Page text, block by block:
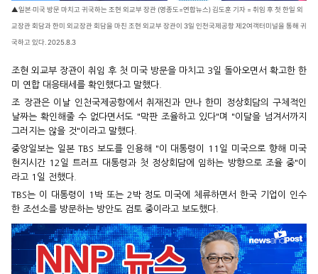
▲일본·미국 방문 마치고 귀국하는 조현 외교부 장관 (영종도=연합뉴스) 김도훈 기자 = 취임 후 첫 한일 외
교장관 회담과 한미 외교장관 회담을 마친 조현 외교부 장관이 3일 인천국제공항 제2여객터미널을 통해 귀
국하고 있다. 2025.8.3
조현 외교부 장관이 취임 후 첫 미국 방문을 마치고 3일 돌아오면서 확고한 한
미 연합 대응태세를 확인했다고 말했다.
조 장관은 이날 인천국제공항에서 취재진과 만나 한미 정상회담의 구체적인
날짜는 확인해줄 수 없다면서도 "막판 조율하고 있다"며 "이달을 넘겨서까지
그러지는 않을 것"이라고 말했다.
중앙일보는 일본 TBS 보도를 인용해 "이 대통령이 11일 미국으로 향해 미국
현지시간 12일 트러프 대통령과 첫 정상회담에 임하는 방향으로 조율 중"이
라고 1일 전했다.
TBS는 이 대통령이 1박 또는 2박 정도 미국에 체류하면서 한국 기업이 인수
한 조선소를 방문하는 방안도 검토 중이라고 보도했다.